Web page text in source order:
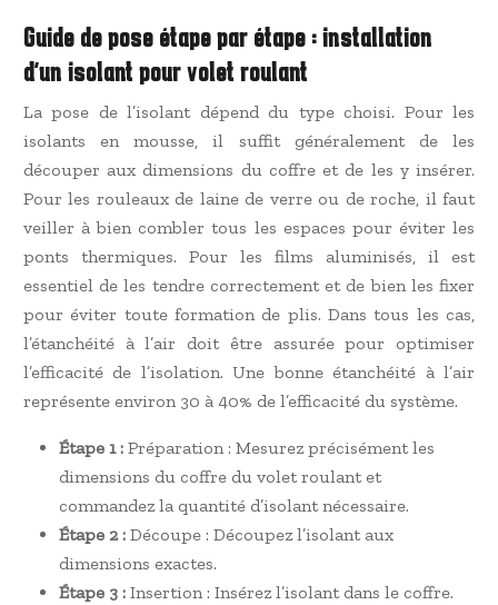
Guide de pose étape par étape : installation
d’un isolant pour volet roulant
La pose de l’isolant dépend du type choisi. Pour les
isolants en mousse, il suffit généralement de les
découper aux dimensions du coffre et de les y insérer.
Pour les rouleaux de laine de verre ou de roche, il faut
veiller à bien combler tous les espaces pour éviter les
ponts thermiques. Pour les films aluminisés, il est
essentiel de les tendre correctement et de bien les fixer
pour éviter toute formation de plis. Dans tous les cas,
l’étanchéité à l’air doit être assurée pour optimiser
l’efficacité de l’isolation. Une bonne étanchéité à l’air
représente environ 30 à 40% de l’efficacité du système.
Étape 1 : Préparation : Mesurez précisément les
dimensions du coffre du volet roulant et
commandez la quantité d’isolant nécessaire.
Étape 2 : Découpe : Découpez l’isolant aux
dimensions exactes.
Étape 3 : Insertion : Insérez l’isolant dans le coffre.